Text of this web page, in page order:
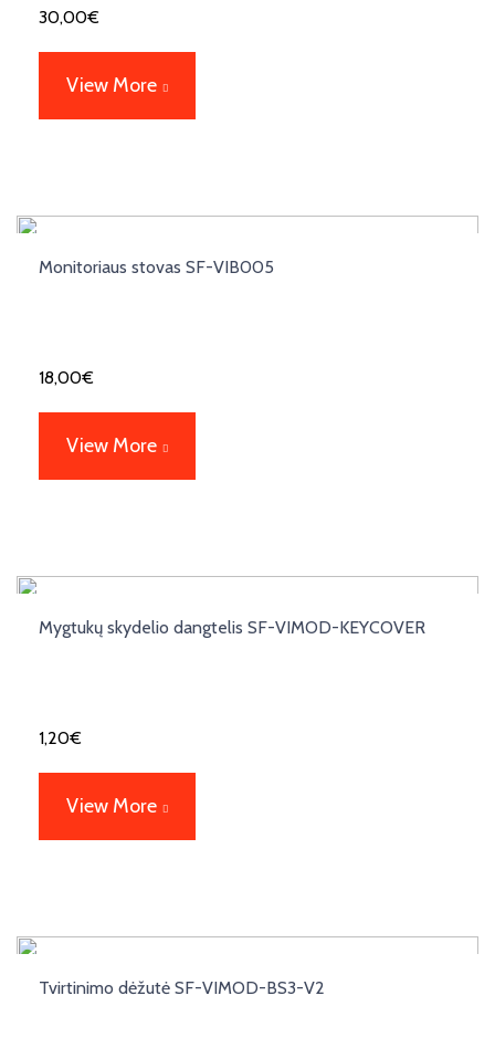
30,00€
View More
Monitoriaus stovas SF-VIB005
18,00€
View More
Mygtukų skydelio dangtelis SF-VIMOD-KEYCOVER
1,20€
View More
Tvirtinimo dėžutė SF-VIMOD-BS3-V2